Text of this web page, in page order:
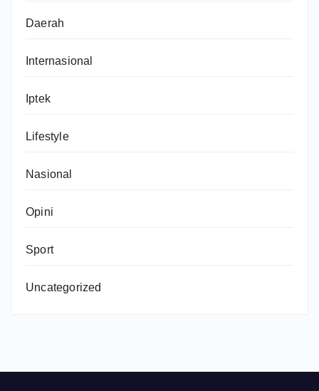
Daerah
Internasional
Iptek
Lifestyle
Nasional
Opini
Sport
Uncategorized